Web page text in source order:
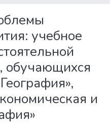
учебное
обучающихся
и